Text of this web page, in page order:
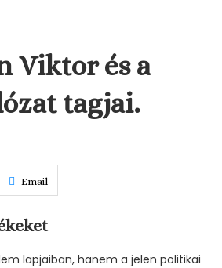
Viktor és a
tagjai.
Email
lapjaiban, hanem a jelen politikai